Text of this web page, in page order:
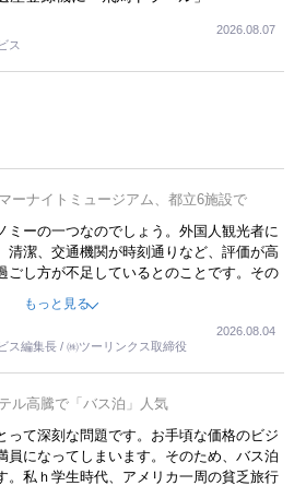
ス
2026.08.07
ーナイトミュージアム、都立6施設で
ミーの一つなのでしょう。外国人観光者に
清潔、交通機関が時刻通りなど、評価が高
ごし方が不足しているとのことです。その
のようなイベントが行われれば、日本人に
しみが増えるでしょうね。
もっと見る
ス編集長 / ㈱ツーリンクス取締役
2026.08.04
ル高騰で「バス泊」人気
って深刻な問題です。お手頃な価格のビジ
員になってしまいます。そのため、バス泊
。私ｈ学生時代、アメリカ一周の貧乏旅行